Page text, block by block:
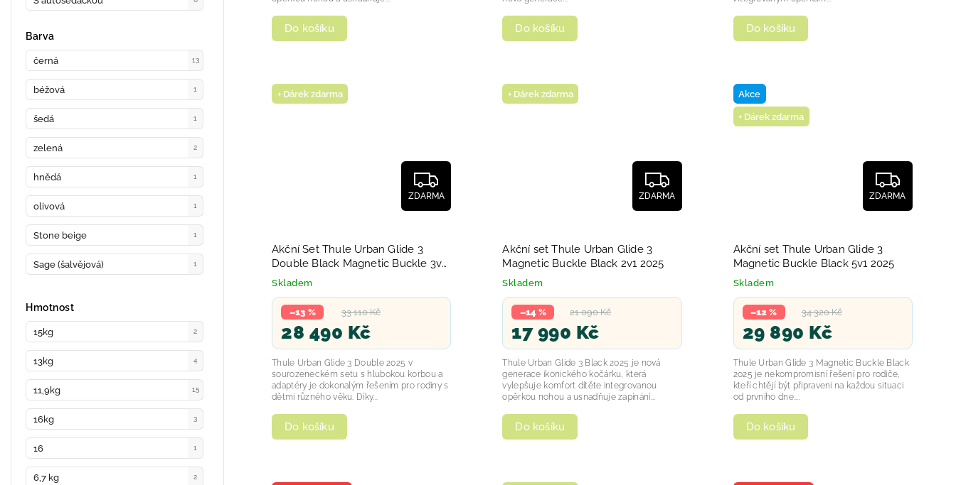
Barva
černá 13
béžová 1
šedá 1
zelená 2
hnědá 1
olivová 1
Stone beige 1
Sage (šalvějová) 1
Hmotnost
15kg 2
13kg 4
11,9kg 15
16kg 3
16 1
6,7 kg 2
Do košíku Do košíku Do košíku
+ Dárek zdarma
ZDARMA
Akční Set Thule Urban Glide 3
Double Black Magnetic Buckle 3v1
s hlubokou korbou 2025
Skladem
33 110 Kč
–13 %
28 490 Kč
Do košíku
Thule Urban Glide 3 Double 2025 v
sourozeneckém setu s hlubokou korbou a
adaptéry je dokonalým řešením pro rodiny s
dětmi různého věku. Díky...
+ Dárek zdarma
ZDARMA
Akční set Thule Urban Glide 3
Magnetic Buckle Black 2v1 2025
Skladem
21 090 Kč
–14 %
17 990 Kč
Do košíku
Thule Urban Glide 3 Black 2025 je nová
generace ikonického kočárku, která
vylepšuje komfort dítěte integrovanou
opěrkou nohou a usnadňuje zapínání...
Akce
+ Dárek zdarma
ZDARMA
Akční set Thule Urban Glide 3
Magnetic Buckle Black 5v1 2025
Skladem
34 320 Kč
–12 %
29 890 Kč
Do košíku
Thule Urban Glide 3 Magnetic Buckle Black
2025 je nekompromisní řešení pro rodiče,
kteří chtějí být připraveni na každou situaci
od prvního dne....